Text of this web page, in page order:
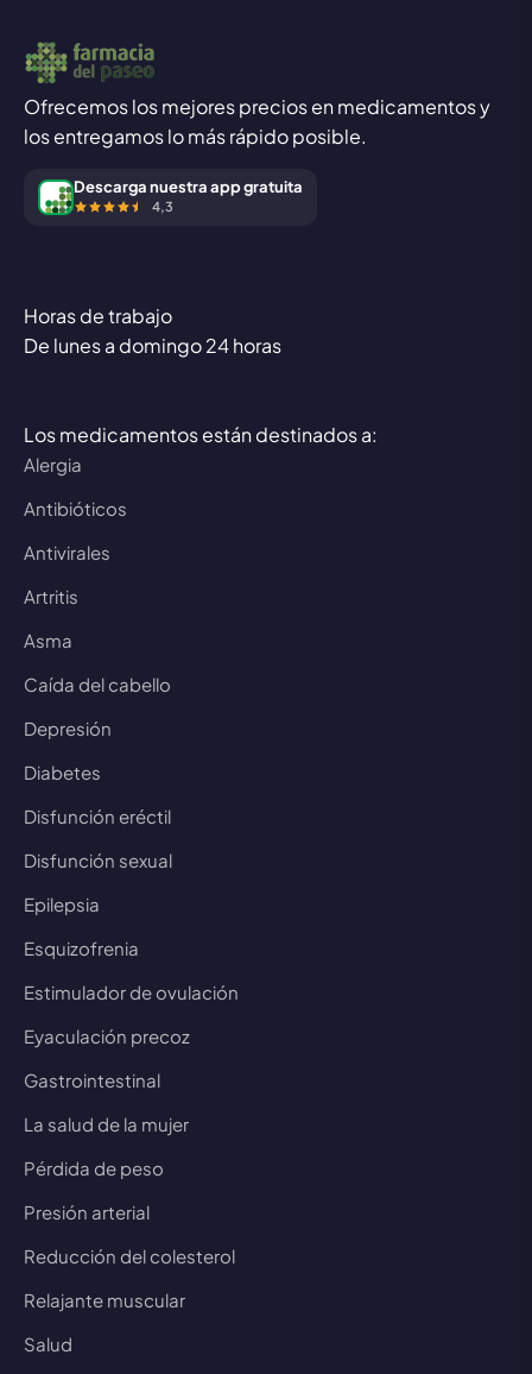
Ofrecemos los mejores precios en medicamentos y
los entregamos lo más rápido posible.
Descarga nuestra app gratuita
4,3
Horas de trabajo
De lunes a domingo 24 horas
Los medicamentos están destinados a:
Alergia
Antibióticos
Antivirales
Artritis
Asma
Caída del cabello
Depresión
Diabetes
Disfunción eréctil
Disfunción sexual
Epilepsia
Esquizofrenia
Estimulador de ovulación
Eyaculación precoz
Gastrointestinal
La salud de la mujer
Pérdida de peso
Presión arterial
Reducción del colesterol
Relajante muscular
Salud